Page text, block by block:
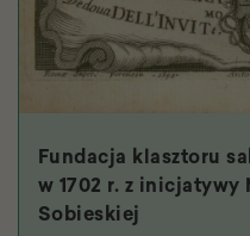
Fundacja klasztoru
w 1702 r. z
Sobieskiej